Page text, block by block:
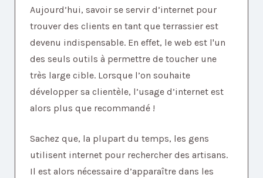
Aujourd’hui, savoir se servir d’internet pour
trouver des clients en tant que terrassier est
devenu indispensable. En effet, le web est l'un
des seuls outils à permettre de toucher une
très large cible. Lorsque l’on souhaite
développer sa clientèle, l’usage d’internet est
alors plus que recommandé !
Sachez que, la plupart du temps, les gens
utilisent internet pour rechercher des artisans.
Il est alors nécessaire d’apparaître dans les